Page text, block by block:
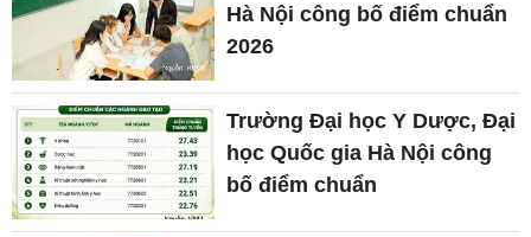
Hà Nội công bố điểm chuẩn
2026
Trường Đại học Y Dược, Đại
học Quốc gia Hà Nội công
bố điểm chuẩn